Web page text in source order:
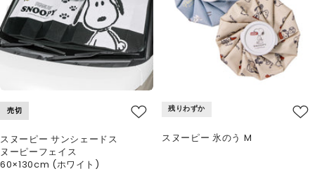
売切
スヌーピー サンシェードス
ヌーピーフェイス
60×130cm (ホワイト)
残りわずか
スヌーピー 氷のう M